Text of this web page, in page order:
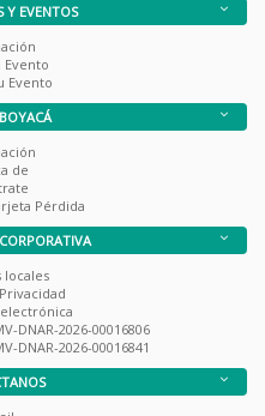
Y EVENTOS
Evento
Evento
de
Pérdida
locales
DNAR-2026-00016806
DNAR-2026-00016841